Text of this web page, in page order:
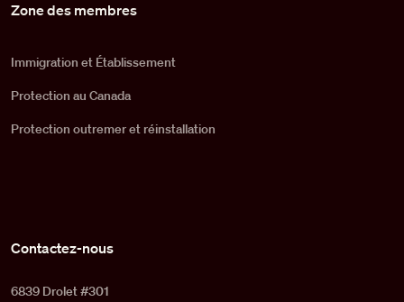
Zone des membres
Immigration et Établissement
Protection au Canada
Protection outremer et réinstallation
Contactez-nous
6839 Drolet #301